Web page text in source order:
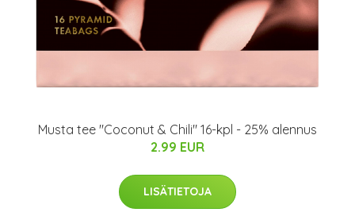
Musta tee "Coconut & Chili" 16-kpl - 25% alennus
2.99 EUR
LISÄTIETOJA